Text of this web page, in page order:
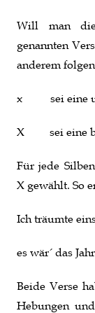
Will man
genannten
anderem
x sei eine
X sei eine
Für jede
X gewählt. So
Ich träumte
es wär´ das
Beide Verse
Hebungen